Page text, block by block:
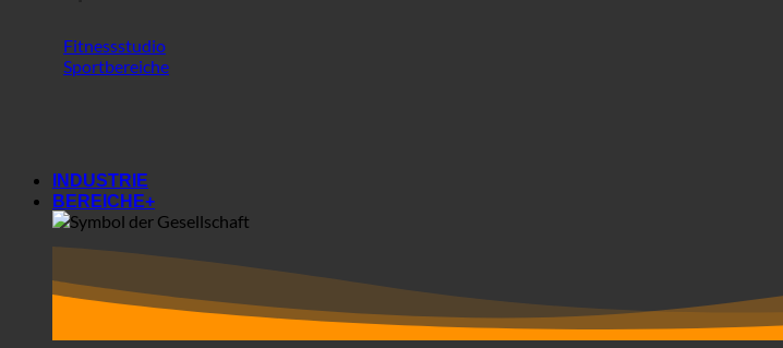
Fitnessstudio
Sportbereiche
INDUSTRIE
BEREICHE+